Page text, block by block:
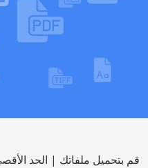
قم بتحميل ملفاتك | الحد